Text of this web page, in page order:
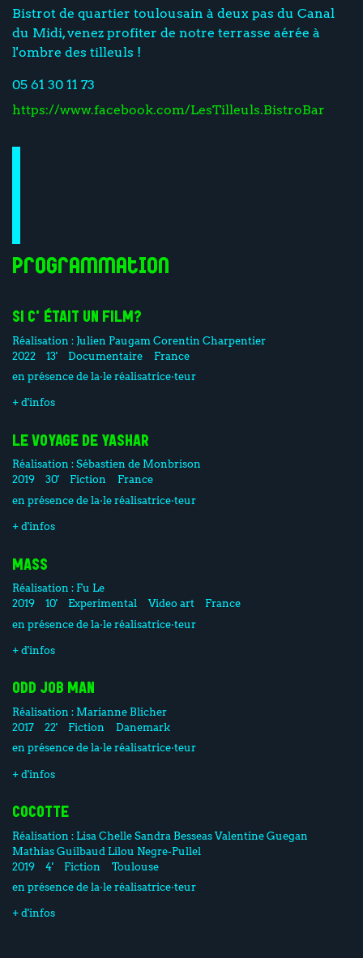
Bistrot de quartier toulousain à deux pas du Canal
du Midi, venez profiter de notre terrasse aérée à
l'ombre des tilleuls !
05 61 30 11 73
https://www.facebook.com/LesTilleuls.BistroBar
Programmation
SI C'ÉTAIT UN FILM?
Réalisation : Julien Paugam Corentin Charpentier
2022
13' Documentaire
France
en présence de la·le réalisatrice·teur
+ d'infos
LE VOYAGE DE YASHAR
Réalisation :Sébastien de Monbrison
2019
30' Fiction
France
en présence de la·le réalisatrice·teur
+ d'infos
MASS
Réalisation : Fu Le
2019
10' Experimental Video art
France
en présence de la·le réalisatrice·teur
+ d'infos
ODD JOB MAN
Réalisation : Marianne Blicher
2017
22' Fiction
Danemark
en présence de la·le réalisatrice·teur
+ d'infos
COCOTTE
Réalisation : Lisa ChelleSandra BesseasValentine Guegan
Mathias Guilbaud Lilou Negre-Pullel
2019
4' Fiction
Toulouse
en présence de la·le réalisatrice·teur
+ d'infos